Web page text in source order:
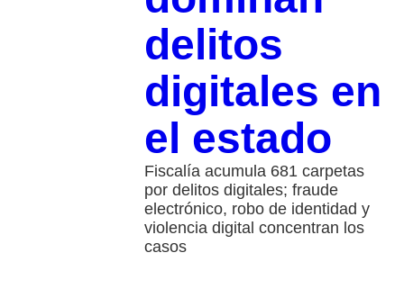
delitos
digitales en
el estado
Fiscalía acumula 681 carpetas
por delitos digitales; fraude
electrónico, robo de identidad y
violencia digital concentran los
casos